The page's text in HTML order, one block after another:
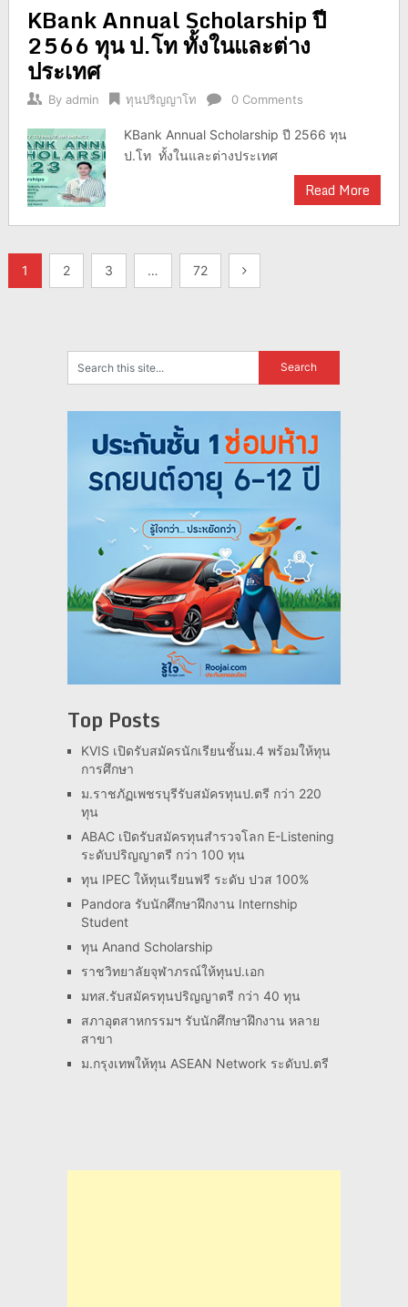
KBank Annual Scholarship ปี
2566 ทุน ป.โท ทั้งในและต่าง
ประเทศ
By admin ทุนปริญญาโท 0 Comments
KBank Annual Scholarship ปี 2566 ทุน
ป.โท ทั้งในและต่างประเทศ
Read More
แนะแนว
1 2 3 … 72
Top Posts
KVIS เปิดรับสมัครนักเรียนชั้นม.4 พร้อมให้ทุน
การศึกษา
ม.ราชภัฏเพชรบุรีรับสมัครทุนป.ตรี กว่า 220
ทุน
ABAC เปิดรับสมัครทุนสำรวจโลก E-Listening
ระดับปริญญาตรี กว่า 100 ทุน
ทุน IPEC ให้ทุนเรียนฟรี ระดับ ปวส 100%
Pandora รับนักศึกษาฝึกงาน Internship
Student
ทุน Anand Scholarship
ราชวิทยาลัยจุฬาภรณ์ให้ทุนป.เอก
มทส.รับสมัครทุนปริญญาตรี กว่า 40 ทุน
สภาอุตสาหกรรมฯ รับนักศึกษาฝึกงาน หลาย
สาขา
ม.กรุงเทพให้ทุน ASEAN Network ระดับป.ตรี